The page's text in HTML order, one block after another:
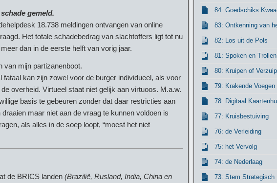
gemeld.
18.738 meldingen ontvangen van online
Het totale schadebedrag van slachtoffers ligt tot nu
dan in de eerste helft van vorig jaar.
mijn partizanenboot.
kan zijn zowel voor de burger individueel, als voor
overheid. Virtueel staat niet gelijk aan virtuoos. M.a.w.
basis te gebeuren zonder dat daar restricties aan
maar niet aan de vraag te kunnen voldoen is
als alles in de soep loopt, “moest het niet
de BRICS landen (Brazilië, Rusland, India, China en
84: Goedschiks
83: Ontkenning van
82: Los uit de Pols
81: Spoken en Trollen
80: Kruipen of
79: Krakende Voegen
78: Digitaal
77: Kruisbestuiving
76: de Verleiding
75: het Vervolg
74: de Nederlaag
73: Stem Strategisch